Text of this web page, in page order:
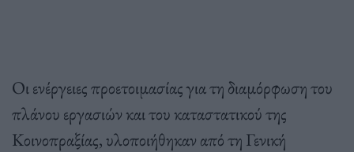
Οι ενέργειες προετοιμασίας για τη διαμόρφωση του
πλάνου εργασιών και του καταστατικού της
Κοινοπραξίας, υλοποιήθηκαν από τη Γενική